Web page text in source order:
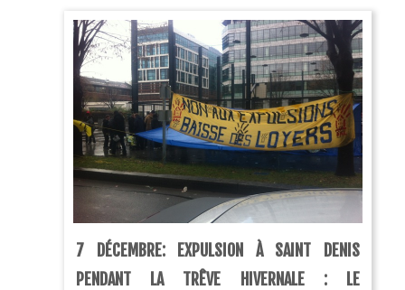
7 DÉCEMBRE: EXPULSION À SAINT DENIS
PENDANT LA TRÊVE HIVERNALE : LE